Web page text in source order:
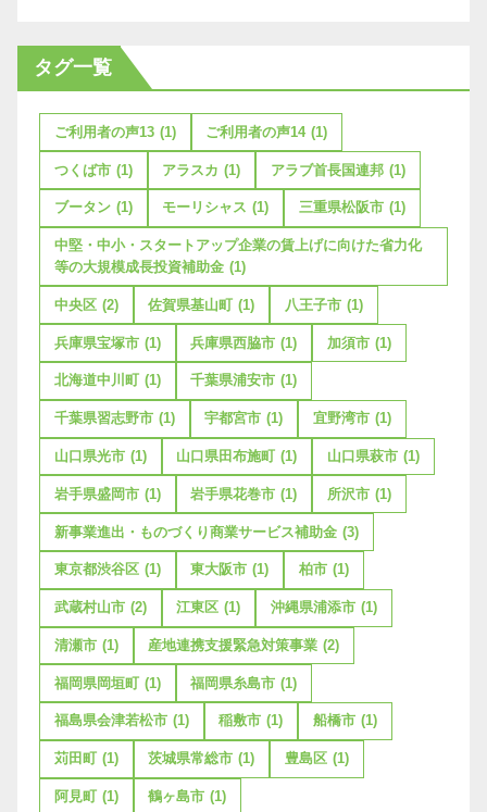
タグ一覧
ご利用者の声13 (1) ご利用者の声14 (1)
つくば市 (1) アラスカ (1) アラブ首長国連邦 (1)
ブータン (1) モーリシャス (1) 三重県松阪市 (1)
中堅・中小・スタートアップ企業の賃上げに向けた省力化
等の大規模成長投資補助金 (1)
中央区 (2) 佐賀県基山町 (1) 八王子市 (1)
兵庫県宝塚市 (1) 兵庫県西脇市 (1) 加須市 (1)
北海道中川町 (1) 千葉県浦安市 (1)
千葉県習志野市 (1) 宇都宮市 (1) 宜野湾市 (1)
山口県光市 (1) 山口県田布施町 (1) 山口県萩市 (1)
岩手県盛岡市 (1) 岩手県花巻市 (1) 所沢市 (1)
新事業進出・ものづくり商業サービス補助金 (3)
東京都渋谷区 (1) 東大阪市 (1) 柏市 (1)
武蔵村山市 (2) 江東区 (1) 沖縄県浦添市 (1)
清瀬市 (1) 産地連携支援緊急対策事業 (2)
福岡県岡垣町 (1) 福岡県糸島市 (1)
福島県会津若松市 (1) 稲敷市 (1) 船橋市 (1)
苅田町 (1) 茨城県常総市 (1) 豊島区 (1)
阿見町 (1) 鶴ヶ島市 (1)